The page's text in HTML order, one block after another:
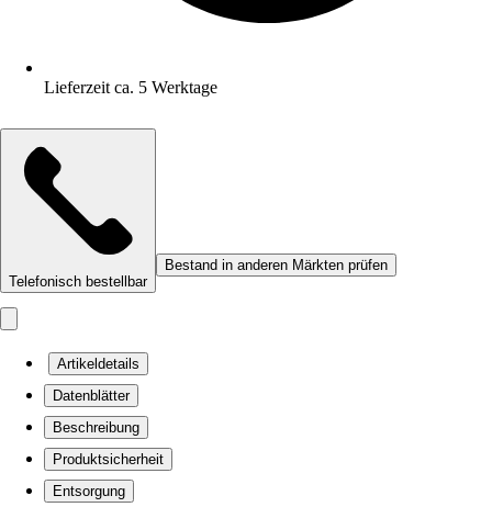
Lieferzeit ca. 5 Werktage
Telefonisch bestellbar
Bestand in anderen Märkten prüfen
Artikeldetails
Datenblätter
Beschreibung
Produktsicherheit
Entsorgung